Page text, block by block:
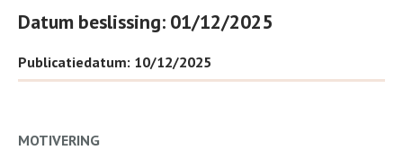
Datum beslissing: 01/12/2025
Publicatiedatum: 10/12/2025
MOTIVERING